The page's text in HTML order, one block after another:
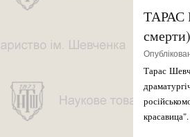
ТАРАС
смерти)
Тарас